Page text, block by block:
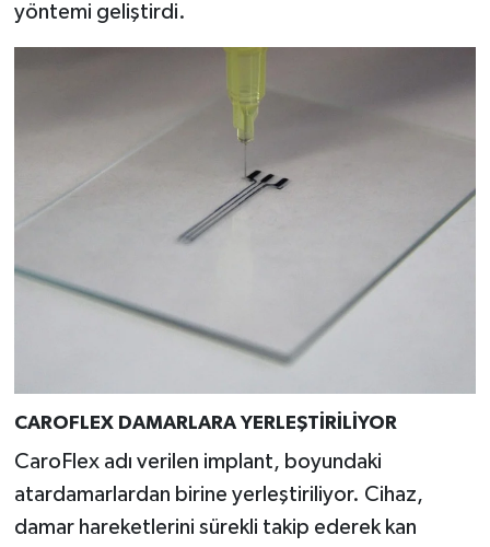
yöntemi geliştirdi.
CAROFLEX DAMARLARA YERLEŞTİRİLİYOR
CaroFlex adı verilen implant, boyundaki
atardamarlardan birine yerleştiriliyor. Cihaz,
damar hareketlerini sürekli takip ederek kan
Tavşanlı
Video Galeri
Yemek Tarifleri